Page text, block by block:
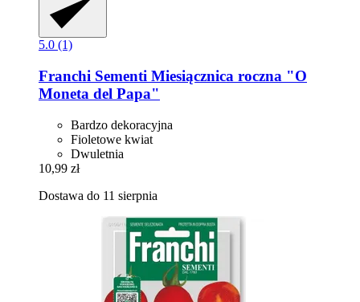
5.0 (1)
Franchi Sementi Miesiącznica roczna "O
Moneta del Papa"
Bardzo dekoracyjna
Fioletowe kwiat
Dwuletnia
10,99 zł
Dostawa do 11 sierpnia